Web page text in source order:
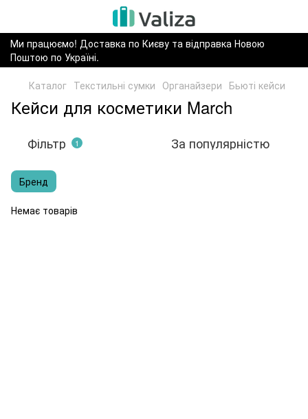
Ми працюємо! Доставка по Києву та відправка Новою
Поштою по Україні.
Каталог Текстильні сумки Органайзери Бьюті кейси
Кейси для косметики March
Фільтр 1 За популярністю
Бренд
Немає товарів